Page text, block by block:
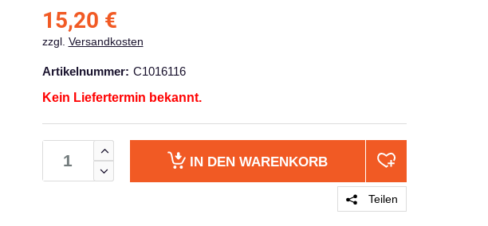
15,20 €
zzgl. Versandkosten
Artikelnummer: C1016116
Kein Liefertermin bekannt.
IN DEN WARENKORB
Teilen